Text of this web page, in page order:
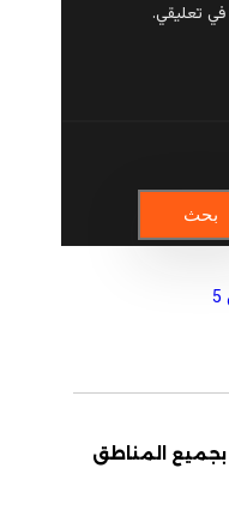
في تعليقي.
المناطق